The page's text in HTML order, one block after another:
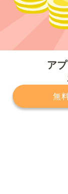
ア
無
プライ
サービスに